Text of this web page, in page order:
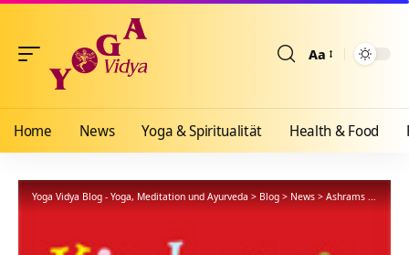
Aa
Home News Yoga & Spiritualität Health & Food
Yoga Vidya Blog - Yoga, Meditation und Ayurveda>Blog>News>Ashrams> Bad